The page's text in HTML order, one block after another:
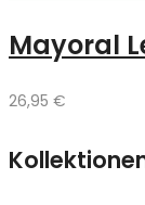
Mayoral
26,95 €